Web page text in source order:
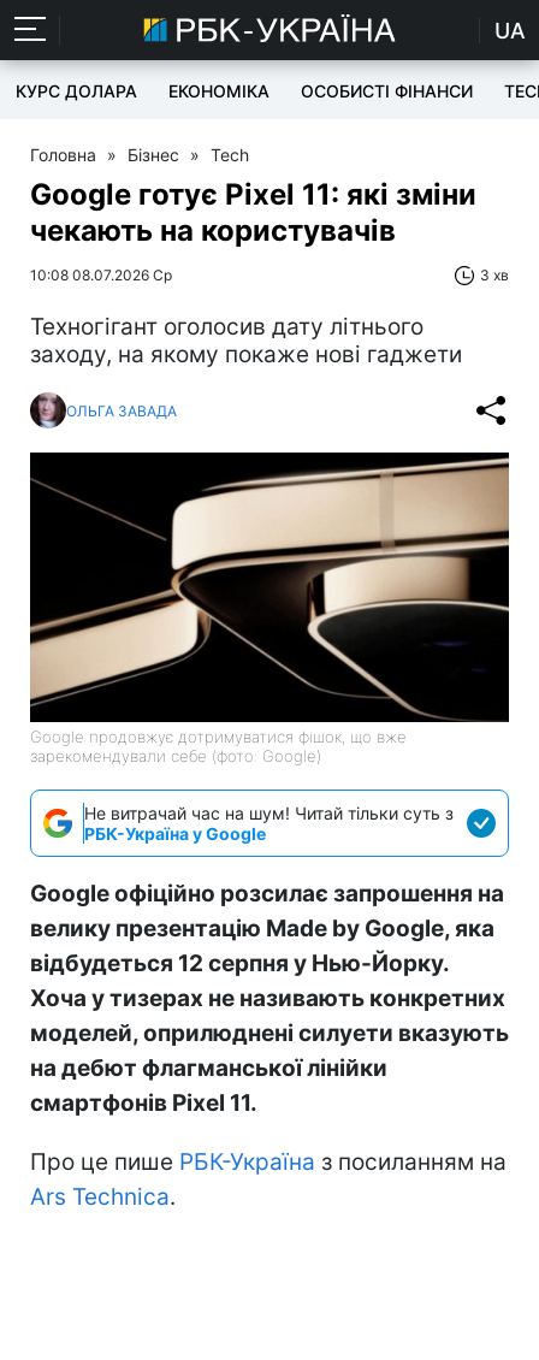
UA
КУРС ДОЛАРА ЕКОНОМІКА ОСОБИСТІ ФІНАНСИ
Головна » Бізнес » Tech
Google готує Pixel 11: які зміни
чекають на користувачів
10:08 08.07.2026 Ср 3 хв
Техногігант оголосив дату літнього
заходу, на якому покаже нові гаджети
ОЛЬГА ЗАВАДА
Google продовжує дотримуватися фішок, що вже
зарекомендували себе (фото: Google)
Не витрачай час на шум! Читай тільки суть з
РБК-Україна у Google
Google офіційно розсилає запрошення на
велику презентацію Made by Google, яка
відбудеться 12 серпня у Нью-Йорку.
Хоча у тизерах не називають конкретних
моделей, оприлюднені силуети вказують
на дебют флагманської лінійки
смартфонів Pixel 11.
Про це пише РБК-Україна з посиланням на
Ars Technica.